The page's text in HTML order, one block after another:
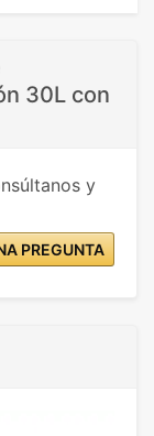
30L con
y
PREGUNTA